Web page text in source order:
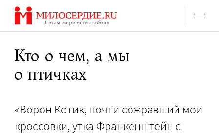
Перейти
содержанию
Кто о чем, а мы
о птичках
«Ворон Котик, почти сожравший мои
кроссовки, утка Франкенштейн с